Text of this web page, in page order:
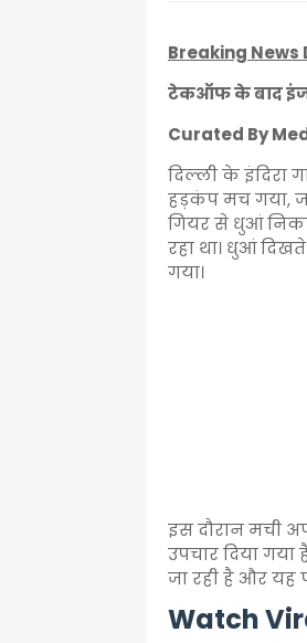
Breaking News
टेकऑफ के बाद
Curated By
दिल्ली के इंदिरा
हड़कंप मच गया,
गियर से धुआं
रहा था। धुआं
गया।
इस दौरान मची
उपचार दिया
जा रही है और यह
Watch